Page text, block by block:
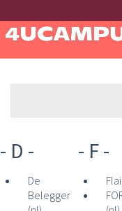
- D -
De
Belegger
- F -